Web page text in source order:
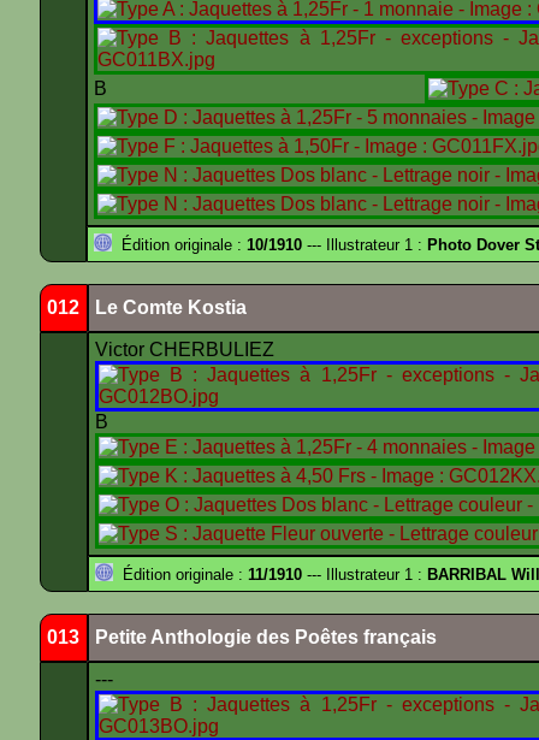
B
Édition originale : 10/1910 --- Illustrateur 1 : Photo Dover
012 Le Comte Kostia
Victor CHERBULIEZ
B
Édition originale : 11/1910 --- Illustrateur 1 : BARRIBAL
013 Petite Anthologie des Poêtes français
---